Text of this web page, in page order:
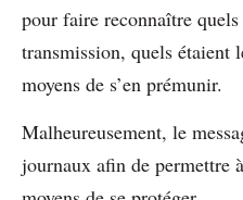
pour faire reconnaître
transmission, quels étaient
moyens de s’en prémunir.
Malheureusement, le
journaux afin de permettre